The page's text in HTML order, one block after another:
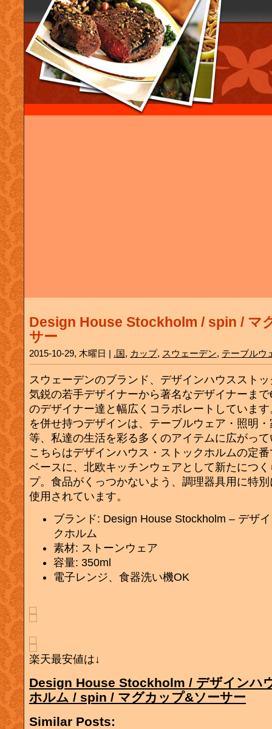
Design House Stockholm / spin / マ
サー
2015-10-29, 木曜日 | .国, カップ, スウェーデン, テーブルウ
スウェーデンのブランド、デザインハウススト
気鋭の若手デザイナーから著名なデザイナーま
のデザイナー達と幅広くコラボレートしていま
を併せ持つデザインは、テーブルウェア・照明
等、私達の生活を彩る多くのアイテムに広がっ
こちらはデザインハウス・ストックホルムの定
ベースに、北欧キッチンウェアとして新たにつ
プ。食品がくっつかないよう、調理器具用に特
使用されています。
ブランド: Design House Stockholm – デザ
クホルム
素材: ストーンウェア
容量: 350ml
電子レンジ、食器洗い機OK
楽天最安値は↓
Design House Stockholm / デザインハ
ホルム / spin / マグカップ&ソーサー
Similar Posts: